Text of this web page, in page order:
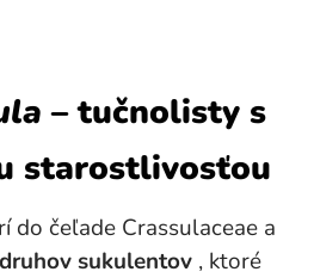
– tučnolisty s
starostlivosťou
do čeľade Crassulaceae a
sukulentov , ktoré